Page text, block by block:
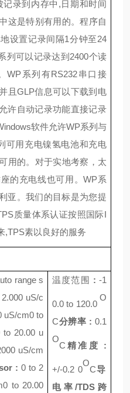
记录到内存中 ,日期和时间
这是特别有用 的。程序自
设置记录间隔1分钟至24
列可以记录达到 2400个读
WP系列 有RS232串口接
且GLP信息可以下载到电
许自动记录功能直接记录
软件允许WP系列与
可用 充电镍氢电池和充电
用的。 对于实地考察 ， 太
的充电线也可用。WP系
亚。我们的目标是为您提
质量体系认证按照国际I
,TPS素以良好的服务
range s
uS/c
uS/cm0 to
to 20.00 u
uS/cm
: 0 to 2
0 to 20.00
温度范围 : -1
0.0 to 120.0
O
C分辨率 : 0.1
O
C 精准度 :
+/-0.2 0
O
C导
电率/TDS 跨